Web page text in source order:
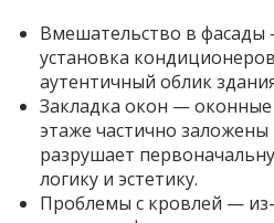
Вмешательство в фасады
установка
аутентичный облик
Закладка окон —
этаже частично
разрушает
логику и эстетику.
Проблемы с кровлей — из-